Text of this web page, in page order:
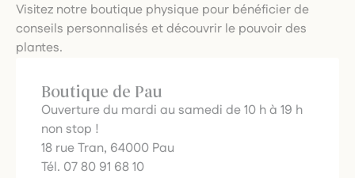
Visitez notre boutique physique pour bénéficier de
conseils personnalisés et découvrir le pouvoir des
plantes.
Boutique de Pau
Ouverture du mardi au samedi de 10 h à 19 h
non stop !
18 rue Tran, 64000 Pau
Tél. 07 80 91 68 10